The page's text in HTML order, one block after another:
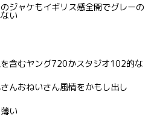
ジャケもイギリス感全開でグレーの
い
含むヤング720かスタジオ102的な
んおねいさん風情をかもし出し
い